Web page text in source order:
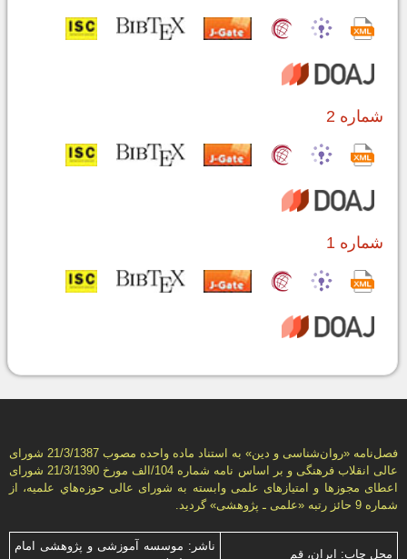
شماره 2
شماره 1
فصل‌نامه «روان‌شناسی و دين» به استناد ماده واحده مصوب 21/3/1387 شورای
عالی انقلاب فرهنگی و بر اساس نامه شماره 104/الف مورخ 21/3/1390 شورای
اعطای مجوزها و امتيازهای علمی وابسته به شورای عالی حوزه‌هاي علميه، از
شماره 9 حائز رتبه «علمی ـ پژوهشی» گرديد.
محل چاپ: ایران، قم
ناشر: موسسه آموزشی و پژوهشی امام